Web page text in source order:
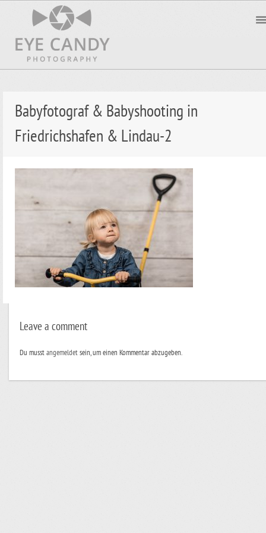
Babyfotograf & Babyshooting in
Friedrichshafen & Lindau-2
Leave a comment
Du musstangemeldetsein, um einen Kommentar abzugeben.